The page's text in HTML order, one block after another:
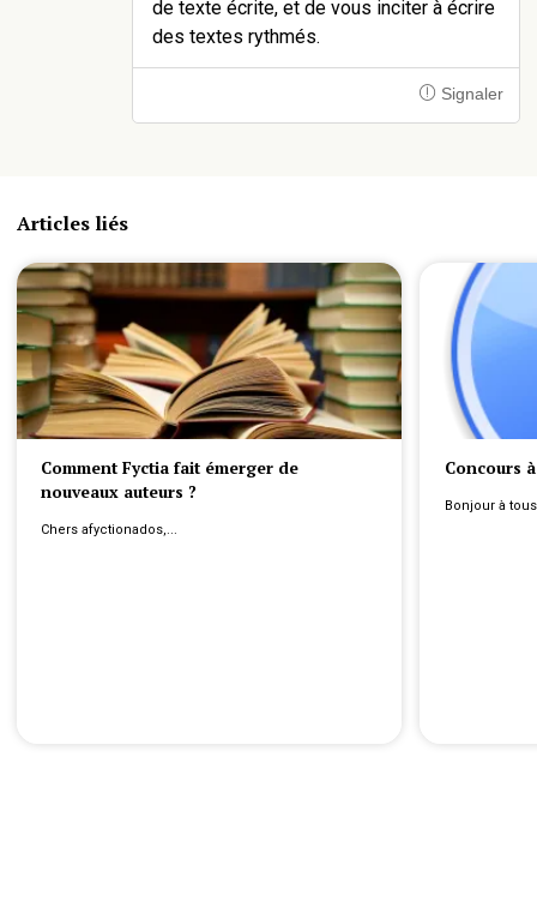
de texte écrite, et de vous inciter à écrire
des textes rythmés.
Signaler
Articles liés
Comment Fyctia fait émerger de
nouveaux auteurs ?
Chers afyctionados,...
Concours
Bonjour à